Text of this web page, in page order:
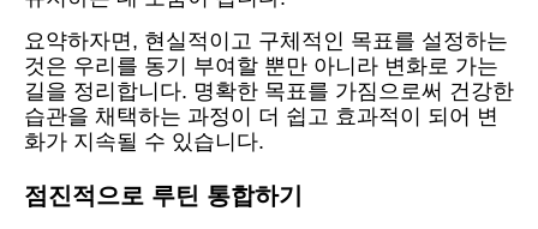
요약하자면, 현실적이고 구체적인 목표를 설정하는
것은 우리를 동기 부여할 뿐만 아니라 변화로 가는
길을 정리합니다. 명확한 목표를 가짐으로써 건강한
습관을 채택하는 과정이 더 쉽고 효과적이 되어 변
화가 지속될 수 있습니다.
점진적으로 루틴 통합하기